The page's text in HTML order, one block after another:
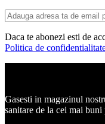
Daca te abonezi esti de
Politica de
Gasesti in magazinul
sanitare de la cei mai